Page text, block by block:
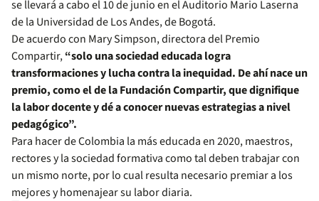
se llevará a cabo el 10 de junio en el Auditorio Mario Laserna
de la Universidad de Los Andes, de Bogotá.
De acuerdo con Mary Simpson, directora del Premio
Compartir,“solo una sociedad educada logra
transformaciones y lucha contra la inequidad. De ahí nace un
premio, como el de la Fundación Compartir, que dignifique
la labor docente y dé a conocer nuevas estrategias a nivel
pedagógico”.
Para hacer de Colombia la más educada en 2020, maestros,
rectores y la sociedad formativa como tal deben trabajar con
un mismo norte, por lo cual resulta necesario premiar a los
mejores y homenajear su labor diaria.